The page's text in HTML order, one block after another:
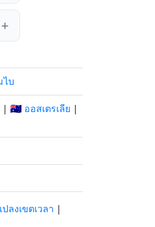
ไบ
| 🇦🇺 ออสเตรเลีย |
ลงเขตเวลา |